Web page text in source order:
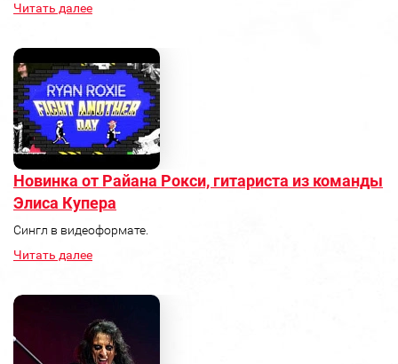
Читать далее
Новинка от Райана Рокси, гитариста из команды
Элиса Купера
Сингл в видеоформате.
Читать далее